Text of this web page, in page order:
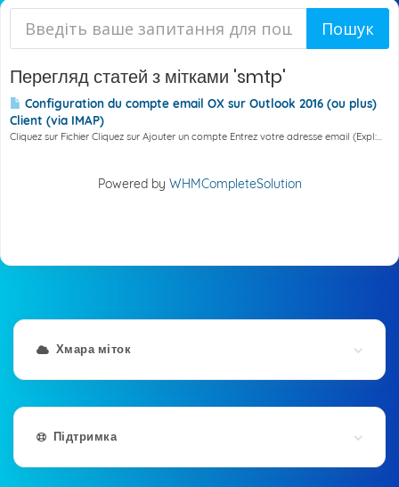
Перегляд статей з мітками 'smtp'
Configuration du compte email OX sur Outlook 2016 (ou plus)
Client (via IMAP)
Cliquez sur Fichier Cliquez sur Ajouter un compte Entrez votre adresse email (Expl:...
Powered by WHMCompleteSolution
Хмара міток
Підтримка